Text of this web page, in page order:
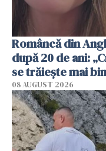
Româncă din
după 20 de ani:
se trăiește mai
08 AUGUST 2026